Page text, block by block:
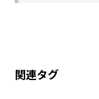
関連タグ